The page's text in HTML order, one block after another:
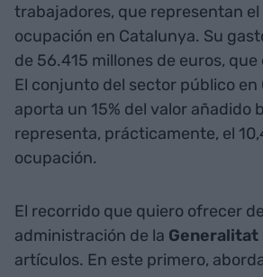
trabajadores, que representan el
ocupación en Catalunya. Su
de 56.415 millones de euros, que
El conjunto del sector público en
aporta un 15% del valor añadido
representa, prácticamente, el
ocupación.
El recorrido que quiero ofrecer
administración de la Generalitat
artículos. En este primero,